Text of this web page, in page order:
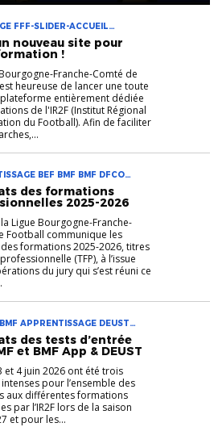
FFF-SLIDER-ACCUEIL
IR2F LIGUE BFC NOUVEAU
BÉNÉVOLE PARCOURS
TOUT TERRAIN
nouveau site pour
!
Franche-Comté de
heureuse de lancer une toute
entièrement dédiée
de l'IR2F (Institut Régional
du Football). Afin de faciliter
BEF BMF BMF DFCO
FFF-SLIDER-ACCUEIL
IR2F VAE
des formations
2025-2026
la Ligue Bourgogne-Franche-
Football communique les
formations 2025-2026, titres
(TFP), à l’issue
du jury qui s’est réuni ce
APPRENTISSAGE DEUST
FFF-SLIDER-ACCUEIL FORMATION
TEST D'ENTRÉE
des tests d’entrée
et BMF App & DEUST
et 4 juin 2026 ont été trois
pour l’ensemble des
aux différentes formations
par l’IR2F lors de la saison
et pour les...